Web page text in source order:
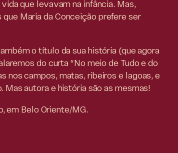
que levavam na infância. Mas,
Maria da Conceição prefere ser
o título da sua história (que agora
do curta “No meio de Tudo e do
nos campos, matas, ribeiros e lagoas, e
Mas autora e história são as mesmas!
em Belo Oriente/MG.